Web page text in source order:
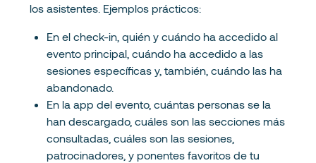
los asistentes. Ejemplos prácticos:
En el check-in, quién y cuándo ha accedido al
evento principal, cuándo ha accedido a las
sesiones específicas y, también, cuándo las ha
abandonado.
En la app del evento, cuántas personas se la
han descargado, cuáles son las secciones más
consultadas, cuáles son las sesiones,
patrocinadores, y ponentes favoritos de tu